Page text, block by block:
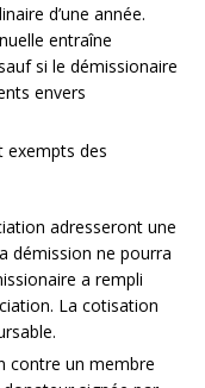
d’une année.
entraîne
si le démissionaire
envers
exempts des
adresseront une
démission ne pourra
a rempli
La cotisation
contre un membre